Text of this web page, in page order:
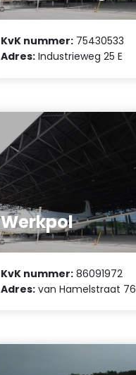
KvK nummer: 75430533
Adres: Industrieweg 25 E
Werkpol
KvK nummer: 86091972
Adres: van Hamelstraat 76